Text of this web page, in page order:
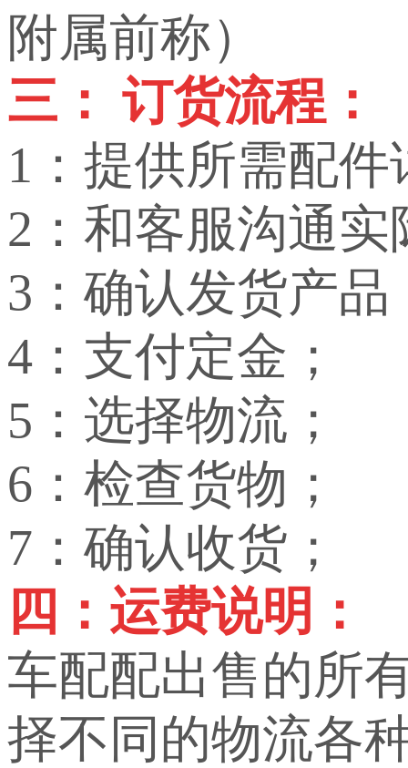
附属前称）
三： 订货流程：
1：提供所需配
2：和客服沟通实
3：确认发货产品
4：支付定金；
5：选择物流；
6：检查货物；
7：确认收货；
四：运费说明：
车配配出售的所
择不同的物流各